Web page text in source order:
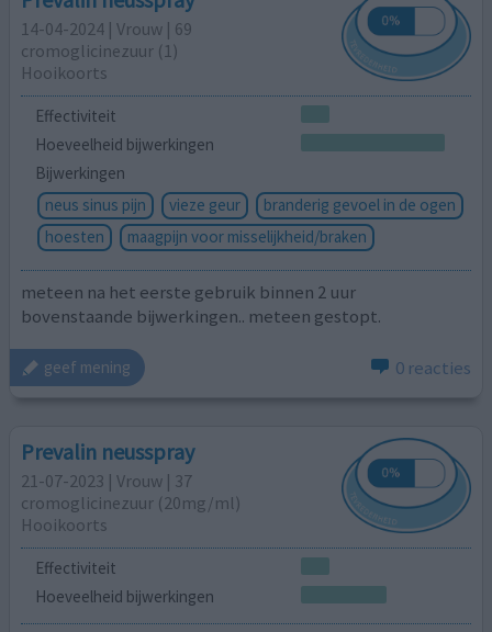
14-04-2024 | Vrouw | 69
cromoglicinezuur (1)
Hooikoorts
Effectiviteit
Hoeveelheid bijwerkingen
Bijwerkingen
neus sinus pijn
vieze geur
branderig gevoel in de ogen
hoesten
maagpijn voor misselijkheid/braken
meteen na het eerste gebruik binnen 2 uur
bovenstaande bijwerkingen.. meteen gestopt.
geef mening 0 reacties
Prevalin neusspray
21-07-2023 | Vrouw | 37
cromoglicinezuur (20mg/ml)
Hooikoorts
Effectiviteit
Hoeveelheid bijwerkingen